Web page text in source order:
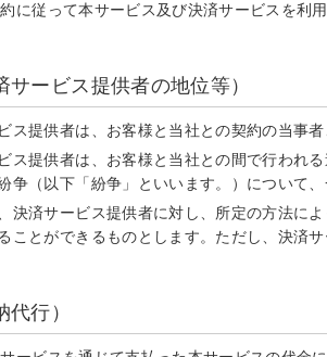
に従って本サービス及び決済サービスを利
サービス提供者の地位等）
ス提供者は、お客様と当社との契約の当事
ス提供者は、お客様と当社との間で行われ
争（以下「紛争」といいます。）について
決済サービス提供者に対し、所定の方法に
ことができるものとします。ただし、決済
行）